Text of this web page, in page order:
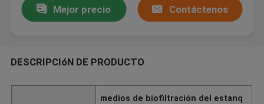
Mejor precio Contáctenos
DESCRIPCIóN DE PRODUCTO
medios de biofiltración del estanq